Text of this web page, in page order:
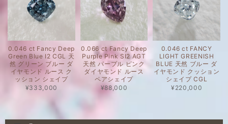
0.046 ct Fancy Deep
Green Blue I2 CGL 天
然 グリーン ブルー ダ
イヤモンド ルース ク
ッション シェイプ
¥333,000
0.066 ct Fancy Deep
Purple Pink SI2 AGT
天然 パープル ピンク
ダイヤモンド ルース
ペアシェイプ
¥88,000
0.046 ct FANCY
LIGHT GREENISH
BLUE 天然 ブルー ダ
イヤモンド クッション
シェイプ CGL
¥220,000